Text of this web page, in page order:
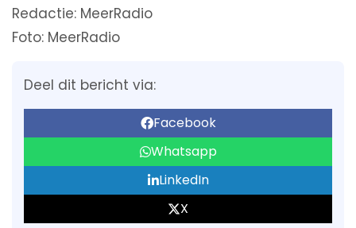
Redactie: MeerRadio
Foto: MeerRadio
Deel dit bericht via:
Facebook
Whatsapp
LinkedIn
X